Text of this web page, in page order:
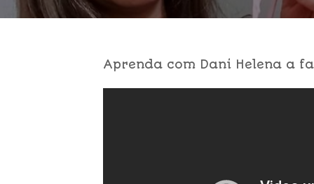
Aprenda com Dani Helena a